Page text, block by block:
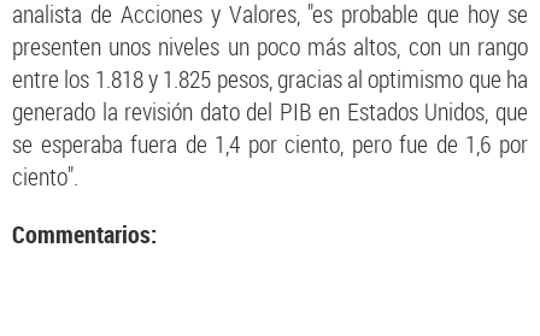
analista de Acciones y Valores, "es probable que hoy se
presenten unos niveles un poco más altos, con un rango
entre los 1.818 y 1.825 pesos, gracias al optimismo que ha
generado la revisión dato del PIB en Estados Unidos, que
se esperaba fuera de 1,4 por ciento, pero fue de 1,6 por
ciento".
Commentarios: